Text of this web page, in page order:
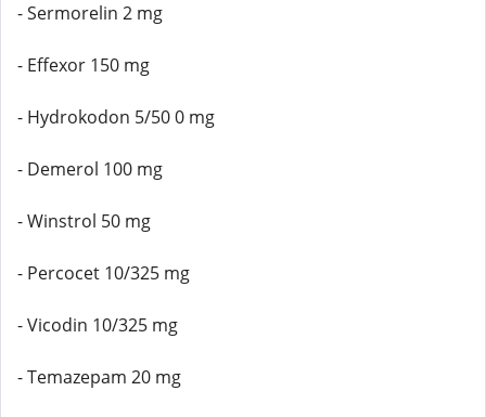
- Sermorelin 2 mg
- Effexor 150 mg
- Hydrokodon 5/50 0 mg
- Demerol 100 mg
- Winstrol 50 mg
- Percocet 10/325 mg
- Vicodin 10/325 mg
- Temazepam 20 mg